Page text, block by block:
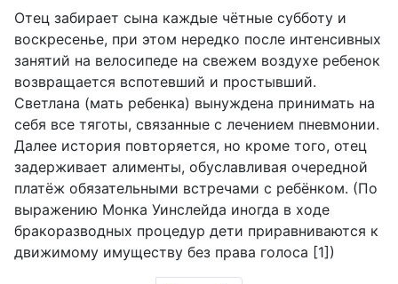
Отец забирает сына каждые чётные субботу и
воскресенье, при этом нередко после интенсивных
занятий на велосипеде на свежем воздухе ребенок
возвращается вспотевший и простывший.
Светлана (мать ребенка) вынуждена принимать на
себя все тяготы, связанные с лечением пневмонии.
Далее история повторяется, но кроме того, отец
задерживает алименты, обуславливая очередной
платёж обязательными встречами с ребёнком. (По
выражению Монка Уинслейда иногда в ходе
бракоразводных процедур дети приравниваются к
движимому имуществу без права голоса [1])